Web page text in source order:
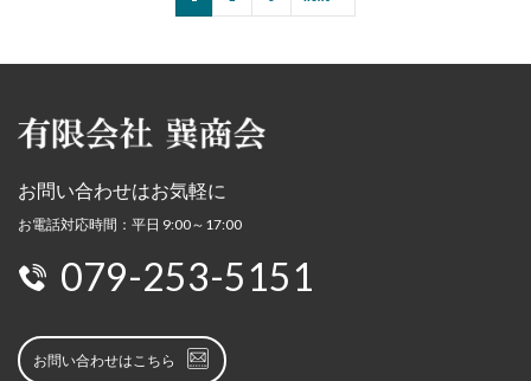
お問い合わせはお気軽に
お電話対応時間：平日 9:00～17:00
079-253-5151
お問い合わせはこちら